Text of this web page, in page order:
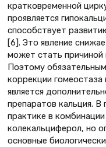
кратковременной
проявляется
способствует
[6]. Это явление
может стать причиной
Поэтому
коррекции гомеостаза
является
препаратов кальция. В
практике в
колекальциферол, но
основные